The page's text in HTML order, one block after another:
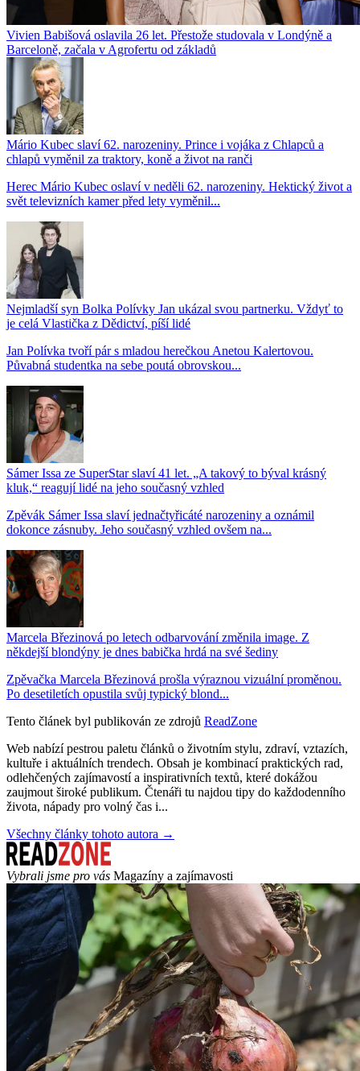
Vivien Babišová oslavila 26 let. Přestože studovala v Londýně a
Barceloně, začala v Agrofertu od základů
Mário Kubec slaví 62. narozeniny. Prince i vojáka z Chlapců a
chlapů vyměnil za traktory, koně a život na ranči
Herec Mário Kubec oslaví v neděli 62. narozeniny. Hektický život a
svět televizních kamer před lety vyměnil...
Nejmladší syn Bolka Polívky Jan ukázal svou partnerku. Vždyť to
je celá Vlastička z Dědictví, píší lidé
Jan Polívka tvoří pár s mladou herečkou Anetou Kalertovou.
Půvabná studentka na sebe poutá obrovskou...
Sámer Issa ze SuperStar slaví 41 let. „A takový to býval krásný
kluk,“ reagují lidé na jeho současný vzhled
Zpěvák Sámer Issa slaví jednačtyřicáté narozeniny a oznámil
dokonce zásnuby. Jeho současný vzhled ovšem na...
Marcela Březinová po letech odbarvování změnila image. Z
někdejší blondýny je dnes babička hrdá na své šediny
Zpěvačka Marcela Březinová prošla výraznou vizuální proměnou.
Po desetiletích opustila svůj typický blond...
Tento článek byl publikován ze zdrojů ReadZone
Web nabízí pestrou paletu článků o životním stylu, zdraví, vztazích,
kultuře i aktuálních trendech. Obsah je kombinací praktických rad,
odlehčených zajímavostí a inspirativních textů, které dokážou
zaujmout široké publikum. Čtenáři tu najdou tipy do každodenního
života, nápady pro volný čas i...
Všechny články tohoto autora →
Vybrali jsme pro vás Magazíny a zajímavosti